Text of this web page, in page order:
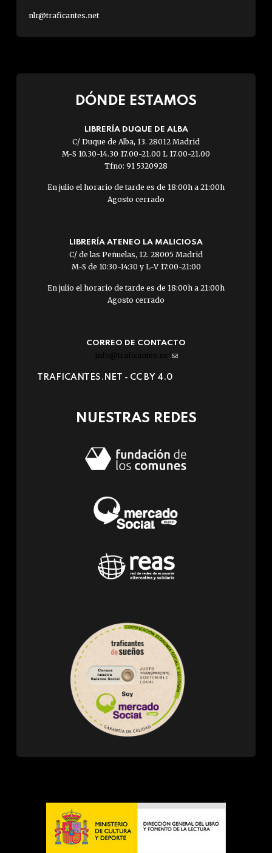
nlr@traficantes.net
DÓNDE ESTAMOS
LIBRERÍA DUQUE DE ALBA
C/ Duque de Alba, 13. 28012 Madrid
M-S 10.30-14.30 17.00-21.00 L 17.00-21.00
Tfno: 91 5320928
En julio el horario de tarde es de 18:00h a 21:00h
Agosto cerrado
LIBRERÍA ATENEO LA MALICIOSA
C/ de las Peñuelas, 12. 28005 Madrid
M-S de 10:30-14:30 y L-V 17:00-21:00
En julio el horario de tarde es de 18:00h a 21:00h
Agosto cerrado
CORREO DE CONTACTO
info@traficantes.net (link
e-
TRAFICANTES.NET - CC BY 4.0
NUESTRAS REDES